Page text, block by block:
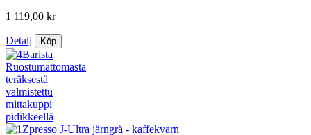
1 119,00 kr
Detalj Köp